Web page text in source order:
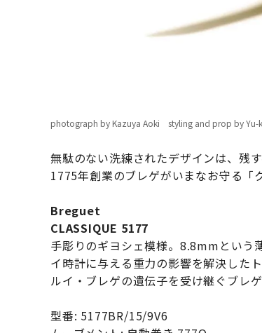
photograph by Kazuya Aoki styling and prop by Yu-
無駄のない洗練されたデザインは、残
1775年創業のブレゲがいまなお守る「
Breguet
CLASSIQUE 5177
手彫りのギヨシェ模様。8.8mmという
イ時計に与える重力の影響を解決した
ルイ・ブレゲの遺伝子を受け継ぐブレ
型番: 5177BR/15/9V6